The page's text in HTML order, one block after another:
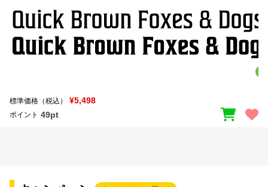
標準価格（税込） ¥5,498
ポイント 49pt